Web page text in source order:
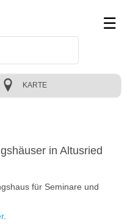
KARTE
in Altusried
für Seminare und
.